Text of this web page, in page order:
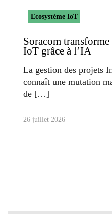
Ecosystème IoT
Soracom
IoT grâce à l’IA
La gestion des projets
connaît une mutation
de
26 juillet 2026